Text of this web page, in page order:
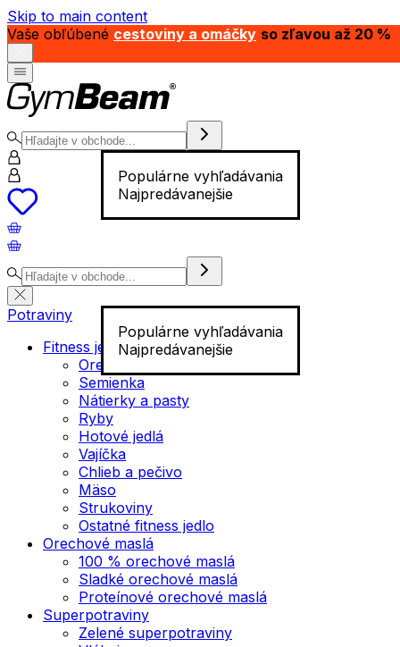
Skip to main content
Vaše obľúbené cestoviny a omáčky so zľavou až 20 %
Populárne vyhľadávania
Najpredávanejšie
Populárne vyhľadávania
Najpredávanejšie
Potraviny
Fitness jedlo
Orechy
Semienka
Nátierky a pasty
Ryby
Hotové jedlá
Vajíčka
Chlieb a pečivo
Mäso
Strukoviny
Ostatné fitness jedlo
Orechové maslá
100 % orechové maslá
Sladké orechové maslá
Proteínové orechové maslá
Superpotraviny
Zelené superpotraviny